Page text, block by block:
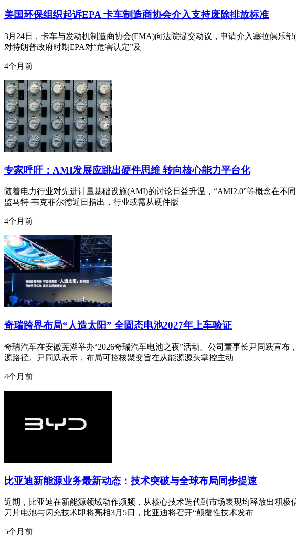
美国环保组织起诉EPA 卡车制造商协会介入支持废除排放标准
3月24日，卡车与发动机制造商协会(EMA)向法院提交动议，申请介入塞拉俱乐
对特朗普政府时期EPA对“危害认定”及
4个月前
专家呼吁：AMI发展应跳出硬件思维 转向核心能力平台化
随着电力行业对先进计量基础设施(AMI)的讨论日益升温，“AMI2.0”等概念在不
监马特·韦克菲尔德近日指出，行业或需从硬件版
4个月前
奇瑞跨界布局“人造太阳” 全固态电池2027年上车验证
奇瑞汽车在安徽芜湖举办“2026奇瑞汽车电池之夜”活动。公司董事长尹同跃宣
源路径。尹同跃表示，布局可控核聚变旨在从能源源头掌控主动
4个月前
比亚迪新能源业务最新动态：技术突破与全球布局同步提速
近期，比亚迪在新能源领域动作频频，从核心技术迭代到市场表现均释放出积
刀片电池与闪充技术即将亮相3月5日，比亚迪将召开“颠覆性技术发布
5个月前